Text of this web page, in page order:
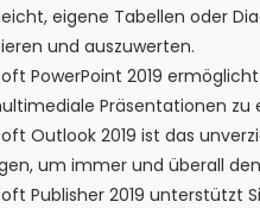
eigene Tabellen oder
und auszuwerten.
PowerPoint 2019
Präsentationen zu
Outlook 2019 ist das
um immer und überall
Publisher 2019 unterstützt